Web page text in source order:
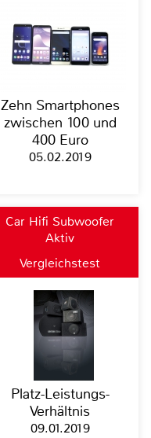
Zehn Smartphones
zwischen 100 und
400 Euro
05.02.2019
Car Hifi Subwoofer
Aktiv
Vergleichstest
Platz-Leistungs-
Verhältnis
09.01.2019